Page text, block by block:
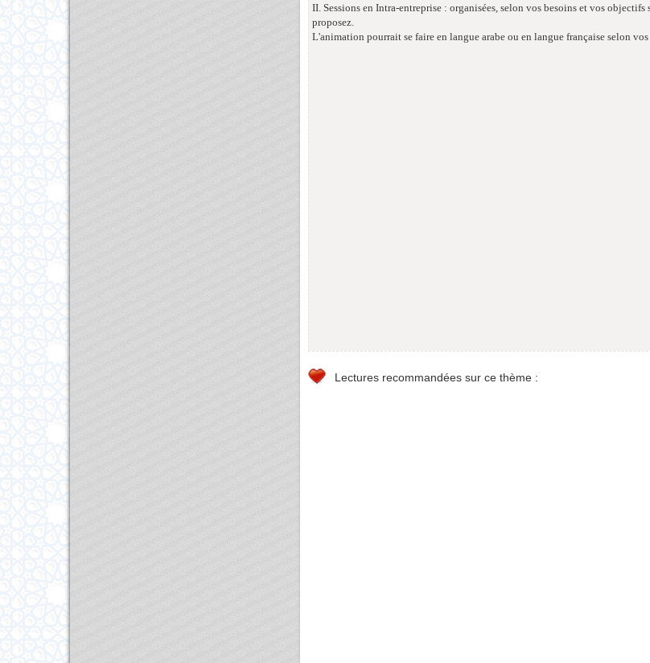
II. Sessions en Intra-entreprise : organisées, selon vos besoins et vos
proposez.
L'animation pourrait se faire en langue arabe ou en langue française selon
Lectures recommandées sur ce thème :